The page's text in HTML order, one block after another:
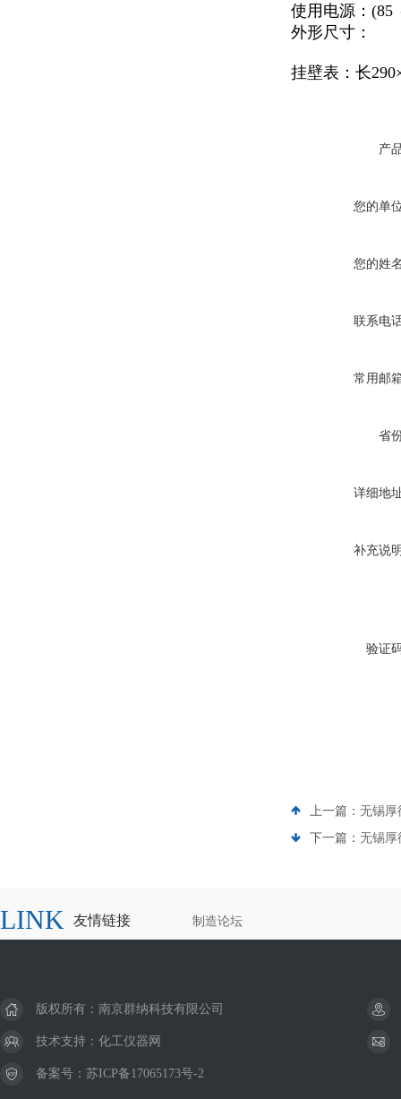
使用电源：(85
外形尺寸：
挂壁表：长
产
您的单
您的姓
联系电
常用邮
省
详细地
补充说
验证
上一篇： 无锡厚
下一篇： 无锡厚
LINK 友情链接 制造论坛
版权所有：南京群纳科技有限公司
技术支持： 化工仪器网
备案号： 苏ICP备17065173号-2